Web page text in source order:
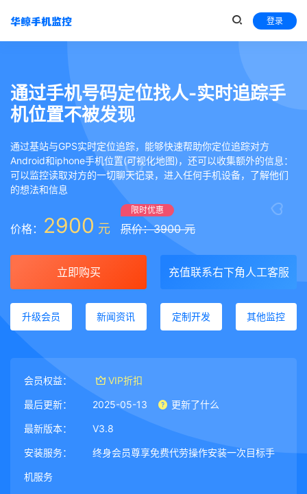
登录
通过手机号码定位找人-实时追踪手
机位置不被发现
通过基站与GPS实时定位追踪，能够快速帮助你定位追踪对方
Android和iphone手机位置(可视化地图)，还可以收集额外的信息：
可以监控读取对方的一切聊天记录，进入任何手机设备，了解他们
的想法和信息
价格： 2900 元
限时优惠
原价：3900 元
立即购买 充值联系右下角人工客服
升级会员 新闻资讯 定制开发 其他监控
会员权益： VIP折扣
最后更新： 2025-05-13 更新了什么
最新版本： V3.8
安装服务： 终身会员尊享免费代劳操作安装一次目标手
机服务